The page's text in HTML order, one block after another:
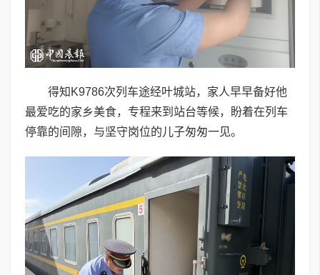
得知K9786次列车途经叶城站，家人早早备好他
最爱吃的家乡美食，专程来到站台等候，盼着在列车
停靠的间隙，与坚守岗位的儿子匆匆一见。